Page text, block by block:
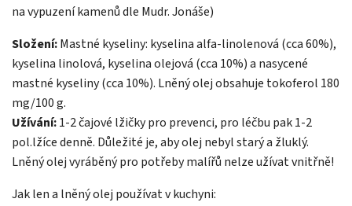
na vypuzení kamenů dle Mudr. Jonáše)
Složení:Mastné kyseliny: kyselina alfa-linolenová (cca 60%),
kyselina linolová, kyselina olejová (cca 10%) a nasycené
mastné kyseliny (cca 10%). Lněný olej obsahuje tokoferol 180
mg/100 g.
Užívání:1-2 čajové lžičky pro prevenci, pro léčbu pak 1-2
pol.lžíce denně. Důležité je, aby olej nebyl starý a žluklý.
Lněný olej vyráběný pro potřeby malířů nelze užívat vnitřně!
Jak len a lněný olej používat v kuchyni: